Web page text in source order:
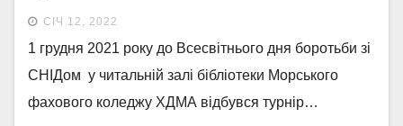
СІЧ 12, 2022
1 грудня 2021 року до Всесвітнього дня боротьби зі
СНІДом у читальній залі бібліотеки Морського
фахового коледжу ХДМА відбувся турнір…